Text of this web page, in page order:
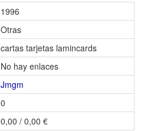
1996
Otras
cartas tarjetas lamincards
No hay enlaces
Jmgm
0
0,00 / 0,00 €